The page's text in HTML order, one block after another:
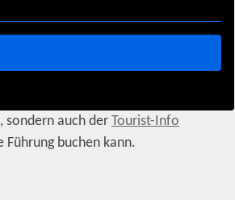
sondern auch der Tourist-Info
Führung buchen kann.